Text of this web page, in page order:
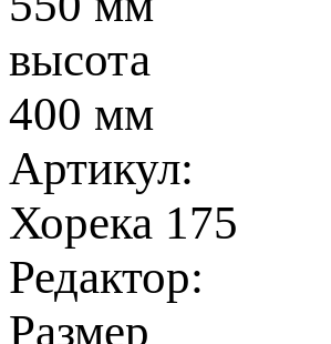
высота
400 мм
Артикул:
Хорека 175
Редактор:
Размер